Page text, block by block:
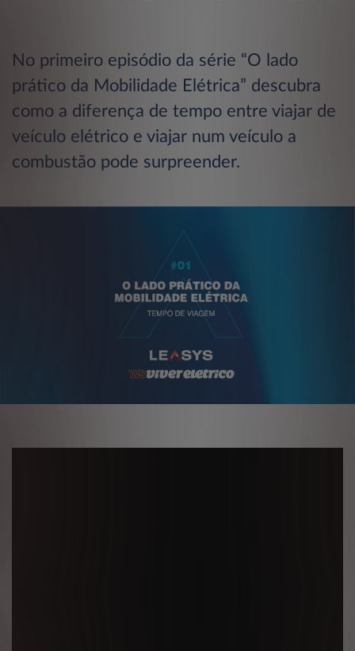
No primeiro episódio da série “O lado
prático da Mobilidade Elétrica” descubra
como a diferença de tempo entre viajar de
veículo elétrico e viajar num veículo a
combustão pode surpreender.